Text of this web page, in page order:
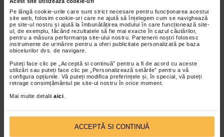
Pe lângă cookie-urile care sunt strict necesare pentru funcționarea acestui
site web, folosim cookie-uri care ne ajută să înțelegem cum se navighează
pe site-ul nostru și ajută la îmbunătățirea modului în care funcționează site-
ul, de exemplu, făcând rezultatele să fie mai exacte în cazul căutărilor,
pentru a măsura performanța site-ului nostru. Partenerii noștri folosesc
instrumente de urmărire pentru a oferi publicitate personalizată pe baza
obiceiurilor dvs. de navigare.
Puteți face clic pe „Acceptă si continuă” pentru a fi de acord cu aceste
utilizări sau puteți face clic pe „Personalizează setările” pentru a vă
configura opțiunile. Vă puteți modifica preferințele și, în special, vă puteți
retrage consimțământul pe site-ul nostru în orice moment.
Mai multe detalii aici
ACCEPTĂ SI CONTINUĂ
foarte puternice de spate, care se pot intinde catre
membrele inferioare. De asemenea, apare stare de
slabiciune insotita de amorteala si furnicaturi. La
persoanele cuspondiloza cervicalaapar anumite
formatiuni osoase anormale si sunt resimtite dureri
leaga vertebrele. Osteoartritase poate manifesta
prin senzatie de rigiditate la nivelul spatelui si la
poate fi recunoscuta prin durerile care